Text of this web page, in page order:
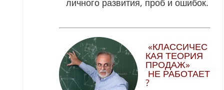
личного развития, проб и ошибок.
«КЛАССИЧЕС
КАЯ ТЕОРИЯ
ПРОДАЖ»
НЕ РАБОТАЕТ
?